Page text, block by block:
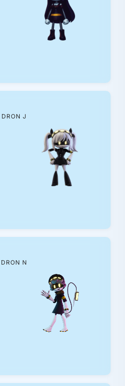
DRON J
DRON N